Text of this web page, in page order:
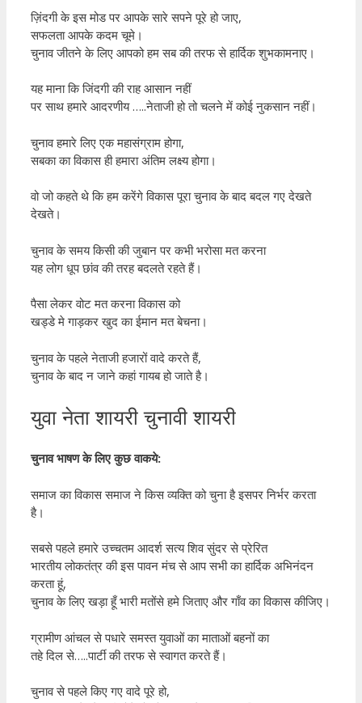
ज़िंदगी के इस मोड पर आपके सारे सपने पूरे हो जाए,
सफलता आपके कदम चूमे।
चुनाव जीतने के लिए आपको हम सब की तरफ से हार्दिक शुभकामनाए।
यह माना कि जिंदगी की राह आसान नहीं
पर साथ हमारे आदरणीय …..नेताजी हो तो चलने में कोई नुकसान नहीं।
चुनाव हमारे लिए एक महासंग्राम होगा,
सबका का विकास ही हमारा अंतिम लक्ष्य होगा।
वो जो कहते थे कि हम करेंगे विकास पूरा चुनाव के बाद बदल गए देखते
देखते।
चुनाव के समय किसी की जुबान पर कभी भरोसा मत करना
यह लोग धूप छांव की तरह बदलते रहते हैं।
पैसा लेकर वोट मत करना विकास को
खड्डे मे गाड़कर खुद का ईमान मत बेचना।
चुनाव के पहले नेताजी हजारों वादे करते हैं,
चुनाव के बाद न जाने कहां गायब हो जाते है।
युवा नेता शायरी चुनावी शायरी
चुनाव भाषण के लिए कुछ वाकये:
समाज का विकास समाज ने किस व्यक्ति को चुना है इसपर निर्भर करता
है।
सबसे पहले हमारे उच्चतम आदर्श सत्य शिव सुंदर से प्रेरित
भारतीय लोकतंत्र की इस पावन मंच से आप सभी का हार्दिक अभिनंदन
करता हूं,
चुनाव के लिए खड़ा हूँ भारी मतोंसे हमे जिताए और गाँव का विकास कीजिए।
ग्रामीण आंचल से पधारे समस्त युवाओं का माताओं बहनों का
तहे दिल से…..पार्टी की तरफ से स्वागत करते हैं।
चुनाव से पहले किए गए वादे पूरे हो,